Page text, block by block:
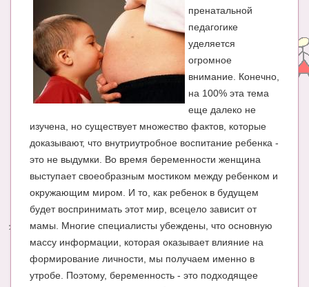
ПСИХОЛОГИЯ
ЗДОРОВЬЕ
МОДА И КРАСОТА
КОНКУРСЫ
СООБЩЕСТВА
БЕРЕМЕННОСТЬ
Календарь беременности
Энциклопедия
МАМИНА БИБЛИОТЕКА
пренатальной
педагогике
уделяется
огромное
внимание. Конечно,
на 100% эта тема
еще далеко не
изучена, но существует множество фактов, которые
доказывают, что внутриутробное воспитание ребенка -
это не выдумки. Во время беременности женщина
выступает своеобразным мостиком между ребенком и
окружающим миром. И то, как ребенок в будущем
будет воспринимать этот мир, всецело зависит от
мамы. Многие специалисты убеждены, что основную
массу информации, которая оказывает влияние на
формирование личности, мы получаем именно в
утробе. Поэтому, беременность - это подходящее